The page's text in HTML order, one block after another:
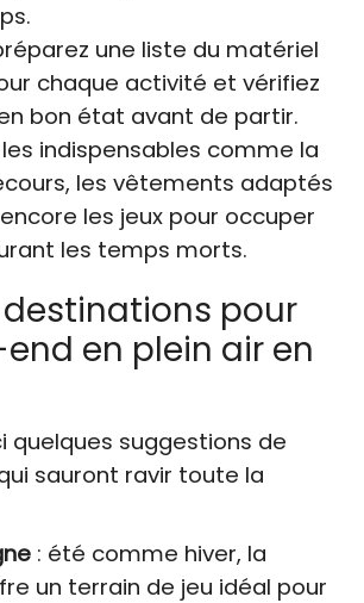
une liste du matériel
chaque activité et vérifiez
bon état avant de partir.
les indispensables comme la
les vêtements adaptés
les jeux pour occuper
les temps morts.
pour
en plein air en
quelques suggestions de
sauront ravir toute la
: été comme hiver, la
un terrain de jeu idéal pour